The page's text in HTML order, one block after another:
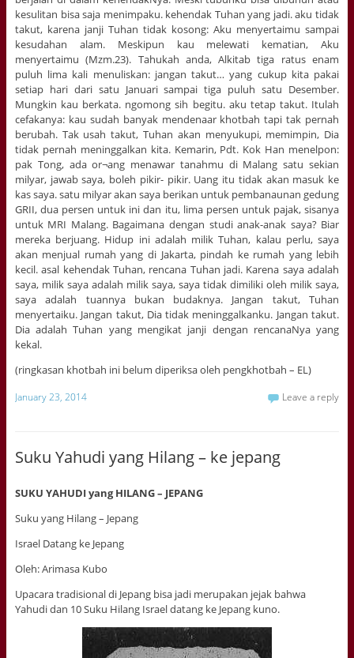
kesulitan bisa saja menimpaku. kehendak Tuhan yang jadi. aku tidak
takut, karena janji Tuhan tidak kosong: Aku menyertaimu sampai
kesudahan alam. Meskipun kau melewati kematian, Aku
menyertaimu (Mzm.23). Tahukah anda, Alkitab tiga ratus enam
puluh lima kali menuliskan: jangan takut… yang cukup kita pakai
setiap hari dari satu Januari sampai tiga puluh satu Desember.
Mungkin kau berkata. ngomong sih begitu. aku tetap takut. Itulah
cefakanya: kau sudah banyak mendenaar khotbah tapi tak pernah
berubah. Tak usah takut, Tuhan akan menyukupi, memimpin, Dia
tidak pernah meninggalkan kita. Kemarin, Pdt. Kok Han menelpon:
pak Tong, ada or¬ang menawar tanahmu di Malang satu sekian
milyar, jawab saya, boleh pikir- pikir. Uang itu tidak akan masuk ke
kas saya. satu milyar akan saya berikan untuk pembanaunan gedung
GRII, dua persen untuk ini dan itu, lima persen untuk pajak, sisanya
untuk MRI Malang. Bagaimana dengan studi anak-anak saya? Biar
mereka berjuang. Hidup ini adalah milik Tuhan, kalau perlu, saya
akan menjual rumah yang di Jakarta, pindah ke rumah yang lebih
kecil. asal kehendak Tuhan, rencana Tuhan jadi. Karena saya adalah
saya, milik saya adalah milik saya, saya tidak dimiliki oleh milik saya,
saya adalah tuannya bukan budaknya. Jangan takut, Tuhan
menyertaiku. Jangan takut, Dia tidak meninggalkanku. Jangan takut.
Dia adalah Tuhan yang mengikat janji dengan rencanaNya yang
kekal.
(ringkasan khotbah ini belum diperiksa oleh pengkhotbah – EL)
January 23, 2014 Leave a reply
Suku Yahudi yang Hilang – ke jepang
SUKU YAHUDI yang HILANG – JEPANG
Suku yang Hilang – Jepang
Israel Datang ke Jepang
Oleh: Arimasa Kubo
Upacara tradisional di Jepang bisa jadi merupakan jejak bahwa
Yahudi dan 10 Suku Hilang Israel datang ke Jepang kuno.